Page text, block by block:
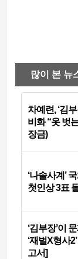
많이 본 뉴
차예련, ‘김
비화 “옷 벗
장금)
‘나솔사계’
첫인상 3표
‘김부장’이
‘재벌X형사
고서]